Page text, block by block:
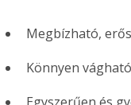
Megbízható,
Könnyen vágható